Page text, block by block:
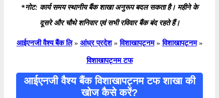
*नोट: कार्य समय स्थानीय बैंक शाखा अनुरूप बदल सकता है। महीने के
दूसरे और चौथे शनिवार एवं सभी रविवार बैंक बंद रहते हैं।
आईएनजी वैश्य बैंक लि » आंध्र प्रदेश » विशाखापट्नम » विशाखापट्नम »
विशाखापट्नम टफ
आईएनजी वैश्य बैंक विशाखापट्नम टफ शाखा की
खोज कैसे करें?